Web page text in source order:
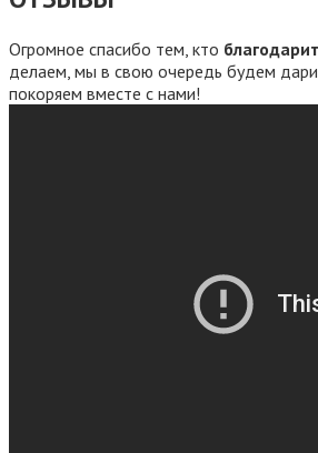
Огромное спасибо тем, кто благодарит
делаем, мы в свою очередь будем
покоряем вместе с нами!